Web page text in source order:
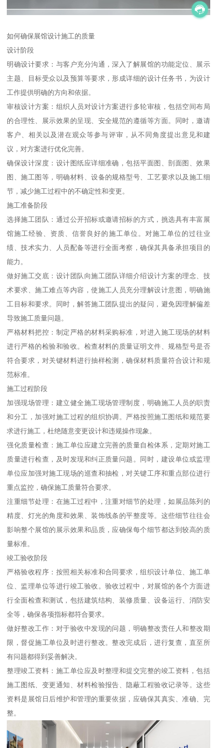
如何确保展馆设计施工的质量
设计阶段
明确设计要求：与客户充分沟通，深入了解展馆的功能定位、展示
主题、目标受众以及预算等要求，形成详细的设计任务书，为设计
工作提供明确的方向和依据。
审核设计方案：组织人员对设计方案进行多轮审核，包括空间布局
的合理性、展示效果的呈现、安全规范的遵循等方面。同时，邀请
客户、相关以及潜在观众等参与评审，从不同角度提出意见和建
议，对方案进行优化完善。
确保设计深度：设计图纸应详细准确，包括平面图、剖面图、效果
图、施工图等，明确材料、设备的规格型号、工艺要求以及施工细
节，减少施工过程中的不确定性和变更。
施工准备阶段
选择施工团队：通过公开招标或邀请招标的方式，挑选具有丰富展
馆施工经验、资质、信誉良好的施工单位。对施工单位的过往业
绩、技术实力、人员配备等进行全面考察，确保其具备承担项目的
能力。
做好施工交底：设计团队向施工团队详细介绍设计方案的理念、技
术要求、施工难点等内容，使施工人员充分理解设计意图，明确施
工目标和要求。同时，解答施工团队提出的疑问，避免因理解偏差
导致施工质量问题。
严格材料把控：制定严格的材料采购标准，对进入施工现场的材料
进行严格的检验和验收。检查材料的质量证明文件、规格型号是否
符合要求，对关键材料进行抽样检测，确保材料质量符合设计和规
范标准。
施工过程阶段
加强现场管理：建立健全施工现场管理制度，明确施工人员的职责
和分工，加强对施工过程的组织协调。严格按照施工图纸和规范要
求进行施工，杜绝随意变更设计和违规操作现象。
强化质量检查：施工单位应建立完善的质量自检体系，定期对施工
质量进行检查，及时发现和纠正质量问题。同时，建设单位或监理
单位应加强对施工现场的巡查和抽检，对关键工序和重点部位进行
重点监控，确保施工质量符合要求。
注重细节处理：在施工过程中，注重对细节的处理，如展品陈列的
精度、灯光的角度和效果、装饰线条的平整度等。这些细节往往会
影响整个展馆的展示效果和品质，应确保每个细节都达到较高的质
量标准。
竣工验收阶段
严格验收程序：按照相关标准和合同要求，组织设计单位、施工单
位、监理单位等进行竣工验收。验收过程中，对展馆的各个方面进
行全面检查和测试，包括建筑结构、装修质量、设备运行、消防安
全等，确保各项指标都符合要求。
做好整改工作：对于验收中发现的问题，明确整改责任人和整改期
限，督促施工单位及时进行整改。整改完成后，进行复查，直至所
有问题都得到妥善解决。
整理竣工资料：施工单位应及时整理和提交完整的竣工资料，包括
施工图纸、变更通知、材料检验报告、隐蔽工程验收记录等。这些
资料是展馆日后维护和管理的重要依据，应确保其真实、准确、完
整。